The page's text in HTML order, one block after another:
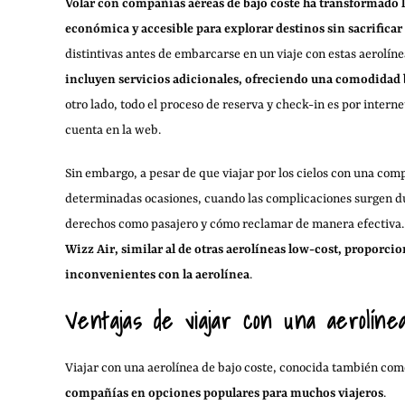
Volar con compañías aéreas de bajo coste ha
económica y accesible para explorar destinos sin
distintivas antes de embarcarse en un viaje con estas
incluyen servicios adicionales, ofreciendo una
otro lado, todo el proceso de reserva y check-in es por
cuenta en la web.
Sin embargo, a pesar de que viajar por los cielos con una
determinadas ocasiones, cuando las complicaciones surgen
derechos como pasajero y cómo reclamar de manera
Wizz Air, similar al de otras aerolíneas low-cost,
inconvenientes con la aerolínea.
Ventajas de viajar con una
Viajar con una aerolínea de bajo coste, conocida también
compañías en opciones populares para muchos viajeros.